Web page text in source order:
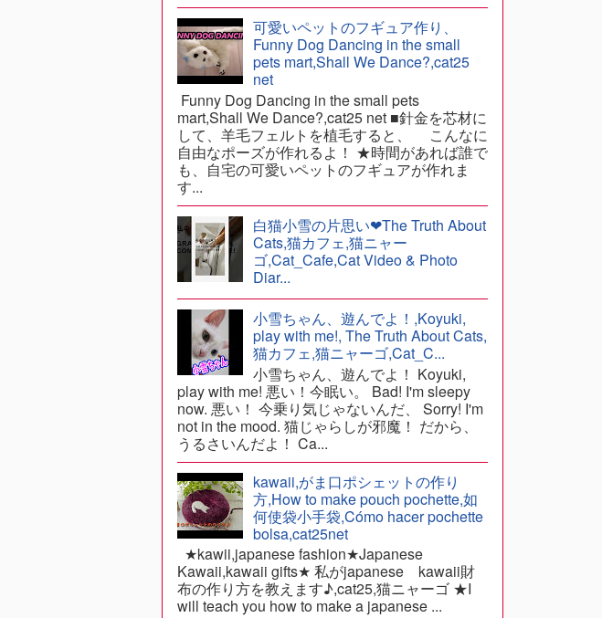
可愛いペットのフギュア作り、
Funny Dog Dancing in the small
pets mart,Shall We Dance?,cat25
net
Funny Dog Dancing in the small pets
mart,Shall We Dance?,cat25 net ■針金を芯材に
して、羊毛フェルトを植毛すると、 こんなに
自由なポーズが作れるよ！ ★時間があれば誰で
も、自宅の可愛いペットのフギュアが作れま
す...
白猫小雪の片思い❤The Truth About
Cats,猫カフェ,猫ニャー
ゴ,Cat_Cafe,Cat Video & Photo
Diar...
小雪ちゃん、遊んでよ！,Koyuki,
play with me!, The Truth About Cats,
猫カフェ,猫ニャーゴ,Cat_C...
小雪ちゃん、遊んでよ！ Koyuki,
play with me! 悪い！今眠い。 Bad! I'm sleepy
now. 悪い！ 今乗り気じゃないんだ、 Sorry! I'm
not in the mood. 猫じゃらしが邪魔！ だから、
うるさいんだよ！ Ca...
kawaii,がま口ポシェットの作り
方,How to make pouch pochette,如
何使袋小手袋,Cómo hacer pochette
bolsa,cat25net
★kawii,japanese fashion★Japanese
Kawaii,kawaii gifts★ 私がjapanese kawaii財
布の作り方を教えます♪,cat25,猫ニャーゴ ★I
will teach you how to make a japanese ...